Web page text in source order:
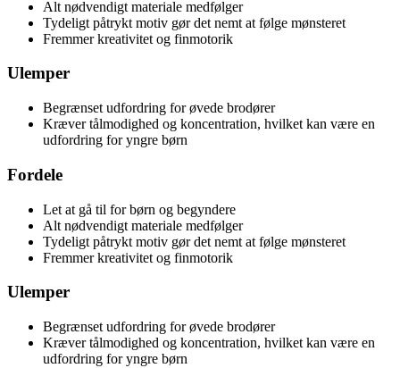
Alt nødvendigt materiale medfølger
Tydeligt påtrykt motiv gør det nemt at følge mønsteret
Fremmer kreativitet og finmotorik
Ulemper
Begrænset udfordring for øvede brodører
Kræver tålmodighed og koncentration, hvilket kan være en
udfordring for yngre børn
Fordele
Let at gå til for børn og begyndere
Alt nødvendigt materiale medfølger
Tydeligt påtrykt motiv gør det nemt at følge mønsteret
Fremmer kreativitet og finmotorik
Ulemper
Begrænset udfordring for øvede brodører
Kræver tålmodighed og koncentration, hvilket kan være en
udfordring for yngre børn